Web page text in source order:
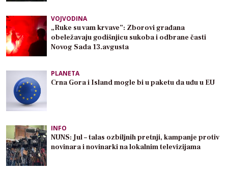
VOJVODINA
„Ruke su vam krvave”: Zborovi građana
obeležavaju godišnjicu sukoba i odbrane časti
Novog Sada 13.avgusta
PLANETA
Crna Gora i Island mogle bi u paketu da uđu u EU
INFO
NUNS: Jul – talas ozbiljnih pretnji, kampanje protiv
novinara i novinarki na lokalnim televizijama